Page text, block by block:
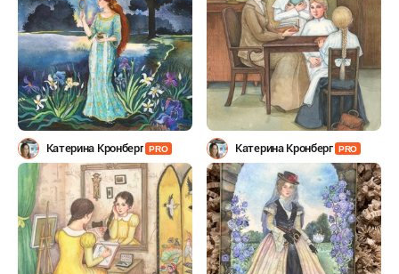
Катерина Кронберг PRO Катерина Кронберг PRO